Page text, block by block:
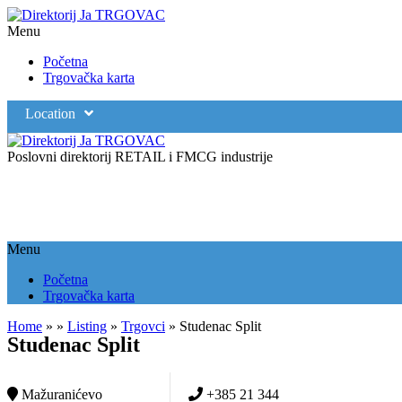
Menu
Početna
Trgovačka karta
Location
Poslovni direktorij RETAIL i FMCG industrije
Menu
Početna
Trgovačka karta
Home » » Listing » Trgovci » Studenac Split
Studenac Split
Mažuranićevo
+385 21 344